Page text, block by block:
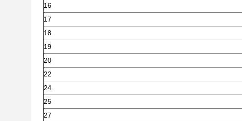
16
17
18
19
20
22
24
25
27